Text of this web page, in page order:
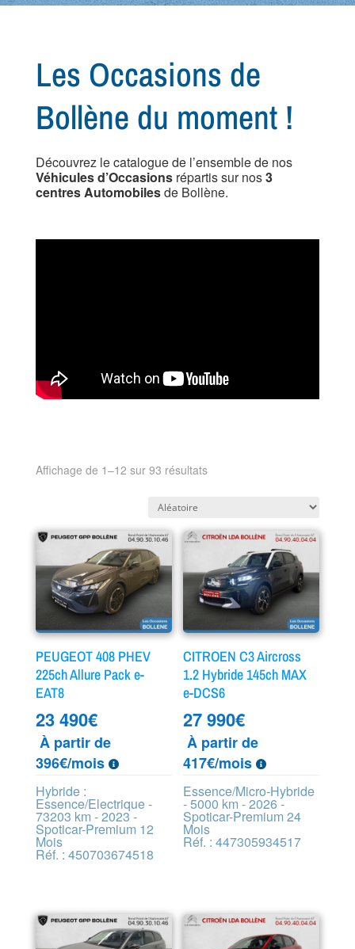
Les Occasions de
Bollène du moment !
Découvrez le catalogue de l’ensemble de nos
Véhicules d’Occasionsrépartis sur nos3
centres Automobilesde Bollène.
Affichage de 1–12 sur 93 résultats
PEUGEOT 408 PHEV
225ch Allure Pack e-
EAT8
23 490€
À partir de
396€/mois
Hybride :
Essence/Electrique -
73203 km - 2023 -
Spoticar-Premium 12
Mois
Réf. : 450703674518
CITROEN C3 Aircross
1.2 Hybride 145ch MAX
e-DCS6
27 990€
À partir de
417€/mois
Essence/Micro-Hybride
- 5000 km - 2026 -
Spoticar-Premium 24
Mois
Réf. : 447305934517